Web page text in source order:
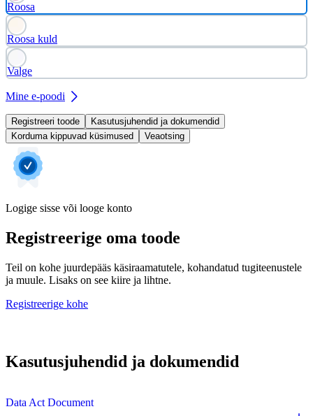
Roosa
Roosa kuld
Valge
Mine e-poodi
Registreeri toode
Kasutusjuhendid ja dokumendid
Korduma kippuvad küsimused
Veaotsing
Logige sisse või looge konto
Registreerige oma toode
Teil on kohe juurdepääs käsiraamatutele, kohandatud tugiteenustele
ja muule. Lisaks on see kiire ja lihtne.
Registreerige kohe
Kasutusjuhendid ja dokumendid
Data Act Document